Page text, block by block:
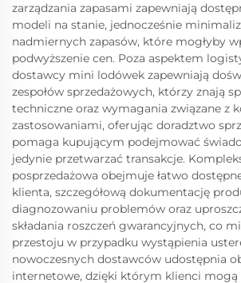
zarządzania zapasami zapewniają
modeli na stanie, jednocześnie
nadmiernych zapasów, które mogłyby
podwyższenie cen. Poza aspektem
dostawcy mini lodówek zapewniają
zespołów sprzedażowych, którzy znają
techniczne oraz wymagania związane z
zastosowaniami, oferując doradztwo
pomaga kupującym podejmować
jedynie przetwarzać transakcje.
posprzedażowa obejmuje łatwo
klienta, szczegółową dokumentację
diagnozowaniu problemów oraz
składania roszczeń gwarancyjnych, co
przestoju w przypadku wystąpienia
nowoczesnych dostawców udostępnia
internetowe, dzięki którym klienci mogą